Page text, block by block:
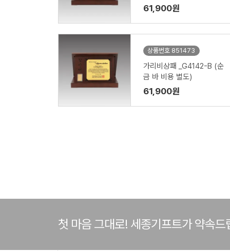
61,900원
상품번호 851473
가리비상패 _G4142-B (순
금 바 비용 별도)
61,900원
첫 마음 그대로! 세종기프트가 약속드